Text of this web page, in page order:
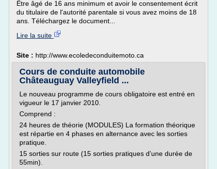
Être âgé de 16 ans minimum et avoir le consentement écrit
du titulaire de l'autorité parentale si vous avez moins de 18
ans. Téléchargez le document...
Lire la suite
Site : http://www.ecoledeconduitemoto.ca
Cours de conduite automobile
Châteauguay Valleyfield ...
Le nouveau programme de cours obligatoire est entré en
vigueur le 17 janvier 2010.
Comprend :
24 heures de théorie (MODULES) La formation théorique
est répartie en 4 phases en alternance avec les sorties
pratique.
15 sorties sur route (15 sorties pratiques d'une durée de
55min).